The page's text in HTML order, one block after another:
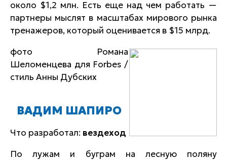
около $1,2 млн. Есть еще над чем работать —
партнеры мыслят в масштабах мирового рынка
тренажеров, который оценивается в $15 млрд.
фото Романа
Шеломенцева для Forbes /
стиль Анны Дубских
ВАДИМ ШАПИРО
Что разработал: вездеход
По лужам и буграм на лесную поляну